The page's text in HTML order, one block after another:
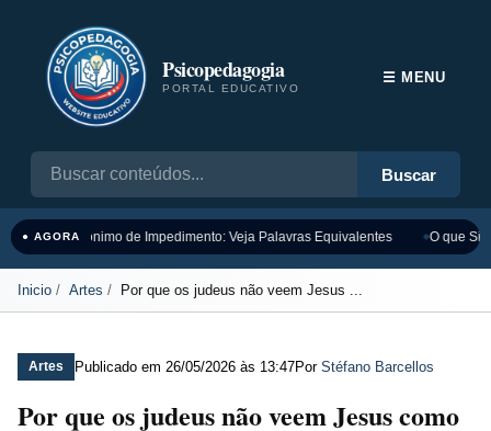
Psicopedagogia
PORTAL EDUCATIVO
Buscar
☰ MENU
● AGORASinônimo de Impedimento: Veja Palavras Equivalentes O que
Inicio Artes Por que os judeus não veem Jesus ...
Artes Publicado em 26/05/2026 às 13:47Por Stéfano Barcellos
Por que os judeus não veem Jesus como